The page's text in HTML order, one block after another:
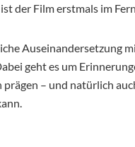
der Film erstmals im
Auseinandersetzung
geht es um
prägen – und natürlich